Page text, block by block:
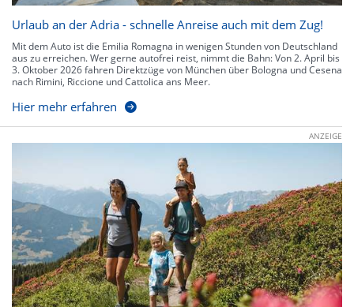
Urlaub an der Adria - schnelle Anreise auch mit dem Zug!
Mit dem Auto ist die Emilia Romagna in wenigen Stunden von Deutschland
aus zu erreichen. Wer gerne autofrei reist, nimmt die Bahn: Von 2. April bis
3. Oktober 2026 fahren Direktzüge von München über Bologna und Cesena
nach Rimini, Riccione und Cattolica ans Meer.
Hier mehr erfahren
ANZEIGE